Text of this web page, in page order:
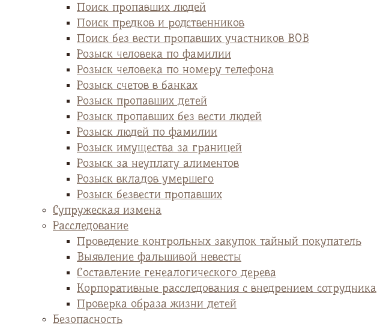
Поиск пропавших людей
Поиск предков и родственников
Поиск без вести пропавших участников ВОВ
Розыск человека по фамилии
Розыск человека по номеру телефона
Розыск счетов в банках
Розыск пропавших детей
Розыск пропавших без вести людей
Розыск людей по фамилии
Розыск имущества за границей
Розыск за неуплату алиментов
Розыск вкладов умершего
Розыск безвести пропавших
Супружеская измена
Расследование
Проведение контрольных закупок тайный покупатель
Выявление фальшивой невесты
Cоставление генеалогического дерева
Корпоративные расследования с внедрением сотрудника
Проверка образа жизни детей
Безопасность